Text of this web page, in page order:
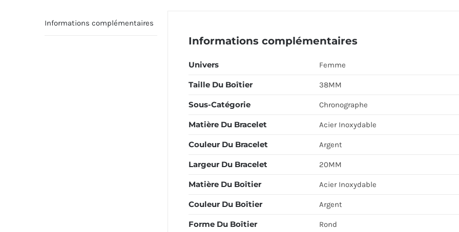
Informations complémentaires
Informations complémentaires
Univers Femme
Taille Du Boîtier 38MM
Sous-Catégorie Chronographe
Matière Du Bracelet Acier Inoxydable
Couleur Du Bracelet Argent
Largeur Du Bracelet 20MM
Matière Du Boîtier Acier Inoxydable
Couleur Du Boîtier Argent
Forme Du Boîtier Rond